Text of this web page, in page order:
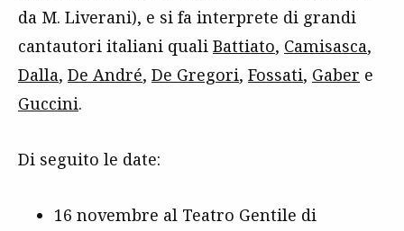
da M. Liverani), e si fa interprete di grandi
cantautori italiani quali Battiato, Camisasca,
Dalla, De André, De Gregori, Fossati, Gaber e
Guccini.
Di seguito le date:
16 novembre al Teatro Gentile di